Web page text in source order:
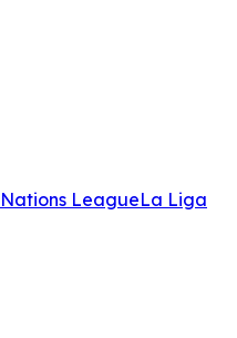
Nations LeagueLa Liga